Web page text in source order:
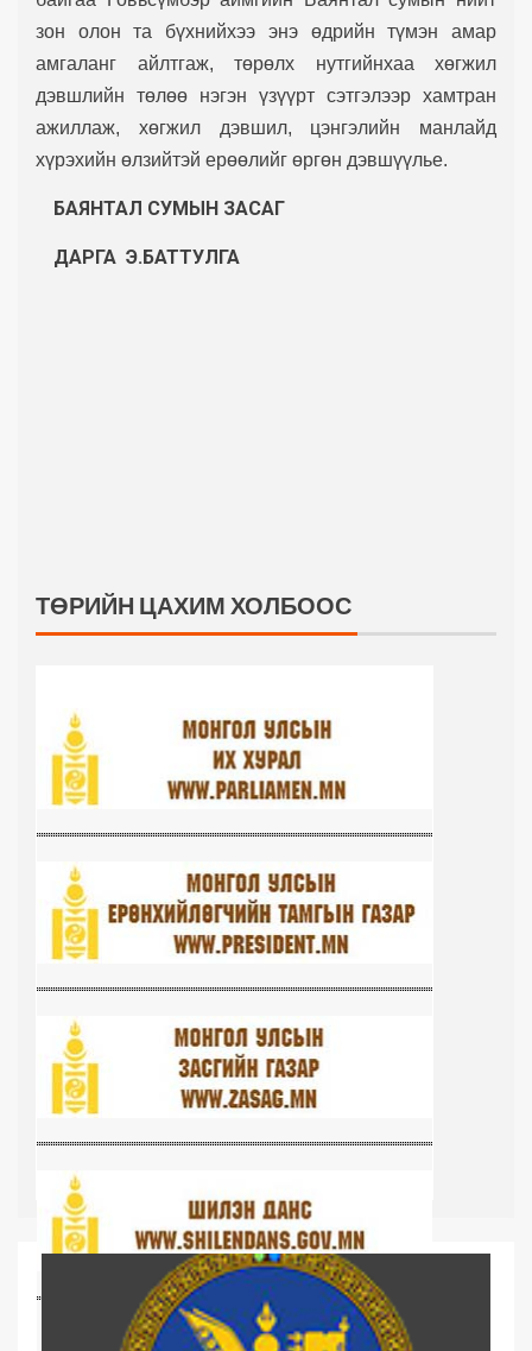
зон олон та бүхнийхээ энэ өдрийн түмэн амар
амгаланг айлтгаж, төрөлх нутгийнхаа хөгжил
дэвшлийн төлөө нэгэн үзүүрт сэтгэлээр хамтран
ажиллаж, хөгжил дэвшил, цэнгэлийн манлайд
хүрэхийн өлзийтэй ерөөлийг өргөн дэвшүүлье.
БАЯНТАЛ СУМЫН ЗАСАГ
ДАРГА Э.БАТТУЛГА
ТӨРИЙН ЦАХИМ ХОЛБООС